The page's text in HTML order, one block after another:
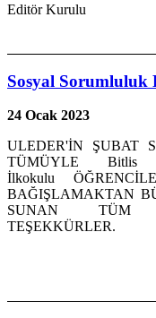
Editör Kurulu
Sosyal Sorumluluk
24 Ocak 2023
ULEDER'İN ŞUBAT
TÜMÜYLE
İlkokulu
BAĞIŞLAMAKTAN
SUNAN TÜM
TEŞEKKÜRLER.